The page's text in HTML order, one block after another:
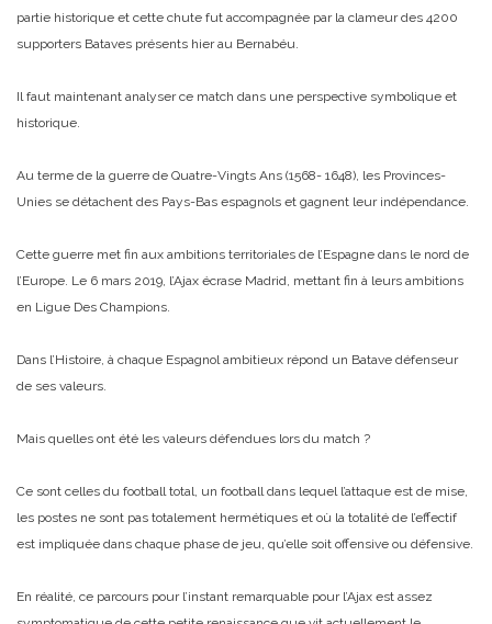
partie historique et cette chute fut accompagnée par la clameur des 4200
supporters Bataves présents hier au Bernabéu.
Il faut maintenant analyser ce match dans une perspective symbolique et
historique.
Au terme de la guerre de Quatre-Vingts Ans (1568- 1648), les Provinces-
Unies se détachent des Pays-Bas espagnols et gagnent leur indépendance.
Cette guerre met fin aux ambitions territoriales de l’Espagne dans le nord de
l’Europe. Le 6 mars 2019, l’Ajax écrase Madrid, mettant fin à leurs ambitions
en Ligue Des Champions.
Dans l’Histoire, à chaque Espagnol ambitieux répond un Batave défenseur
de ses valeurs.
Mais quelles ont été les valeurs défendues lors du match ?
Ce sont celles du football total, un football dans lequel l’attaque est de mise,
les postes ne sont pas totalement hermétiques et où la totalité de l’effectif
est impliquée dans chaque phase de jeu, qu’elle soit offensive ou défensive.
En réalité, ce parcours pour l’instant remarquable pour l’Ajax est assez